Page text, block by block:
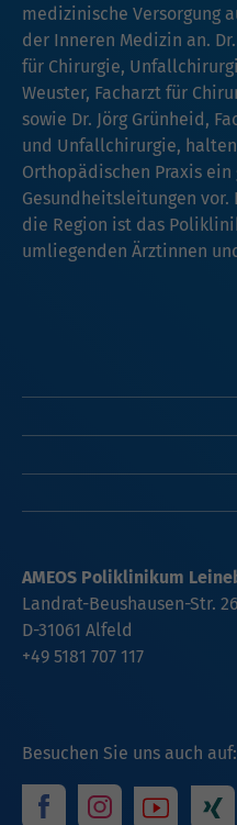
medizinische Versorgung
der Inneren Medizin an.
für Chirurgie,
Weuster, Facharzt für
sowie Dr. Jörg Grünheid,
und Unfallchirurgie,
Orthopädischen Praxis
Gesundheitsleitungen vor.
die Region ist das
umliegenden Ärztinnen
Besuchen Sie uns auch auf:
AMEOS Poliklinikum
Landrat-Beushausen-Str. 26
D-31061 Alfeld
+49 5181 707 117